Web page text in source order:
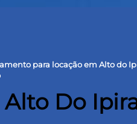
para locação em Alto do
Do